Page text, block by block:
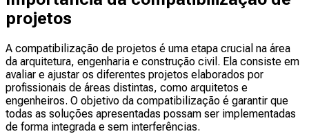
projetos
A compatibilização de projetos é uma etapa crucial na área
da arquitetura, engenharia e construção civil. Ela consiste em
avaliar e ajustar os diferentes projetos elaborados por
profissionais de áreas distintas, como arquitetos e
engenheiros. O objetivo da compatibilização é garantir que
todas as soluções apresentadas possam ser implementadas
de forma integrada e sem interferências.